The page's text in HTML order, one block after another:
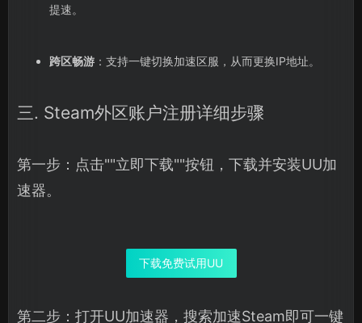
提速。
跨区畅游：支持一键切换加速区服，从而更换IP地址。
三. Steam外区账户注册详细步骤
第一步：点击""立即下载""按钮，下载并安装UU加
速器。
下载免费试用UU
第二步：打开UU加速器，搜索加速Steam即可一键